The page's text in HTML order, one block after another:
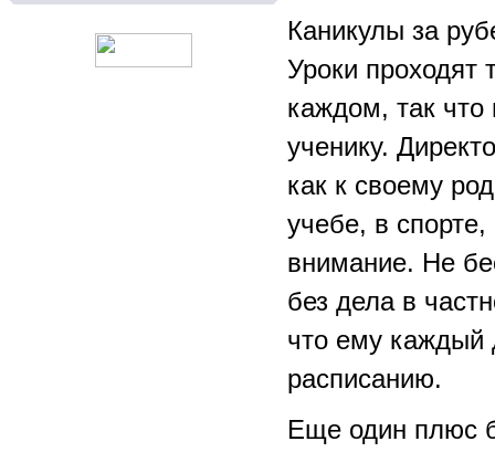
Каникулы за
Уроки проходят
каждом, так что
ученику.
как к своему
учебе, в
внимание. Не
без дела в
что ему каждый
расписанию.
Еще один плюс